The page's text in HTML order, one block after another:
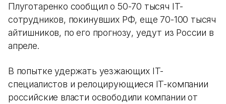
Плуготаренко сообщил о 50-70 тысяч IT-
сотрудников, покинувших РФ, еще 70-100 тысяч
айтишников, по его прогнозу, уедут из России в
апреле.
В попытке удержать уезжающих IT-
специалистов и релоцирующиеся IT-компании
российские власти освободили компании от